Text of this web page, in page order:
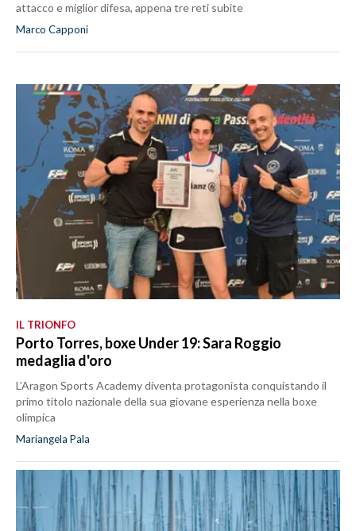
attacco e miglior difesa, appena tre reti subite
Marco Capponi
IL TRIONFO
Porto Torres, boxe Under 19: Sara Roggio
medaglia d'oro
L’Aragon Sports Academy diventa protagonista conquistando il
primo titolo nazionale della sua giovane esperienza nella boxe
olimpica
Mariangela Pala